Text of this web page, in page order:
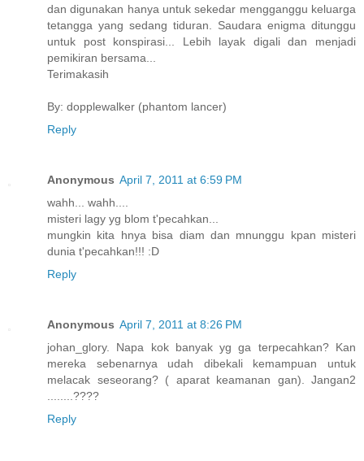
dan digunakan hanya untuk sekedar mengganggu keluarga
tetangga yang sedang tiduran. Saudara enigma ditunggu
untuk post konspirasi... Lebih layak digali dan menjadi
pemikiran bersama...
Terimakasih
By: dopplewalker (phantom lancer)
Reply
Anonymous April 7, 2011 at 6:59 PM
wahh... wahh....
misteri lagy yg blom t'pecahkan...
mungkin kita hnya bisa diam dan mnunggu kpan misteri
dunia t'pecahkan!!! :D
Reply
Anonymous April 7, 2011 at 8:26 PM
johan_glory. Napa kok banyak yg ga terpecahkan? Kan
mereka sebenarnya udah dibekali kemampuan untuk
melacak seseorang? ( aparat keamanan gan). Jangan2
........????
Reply